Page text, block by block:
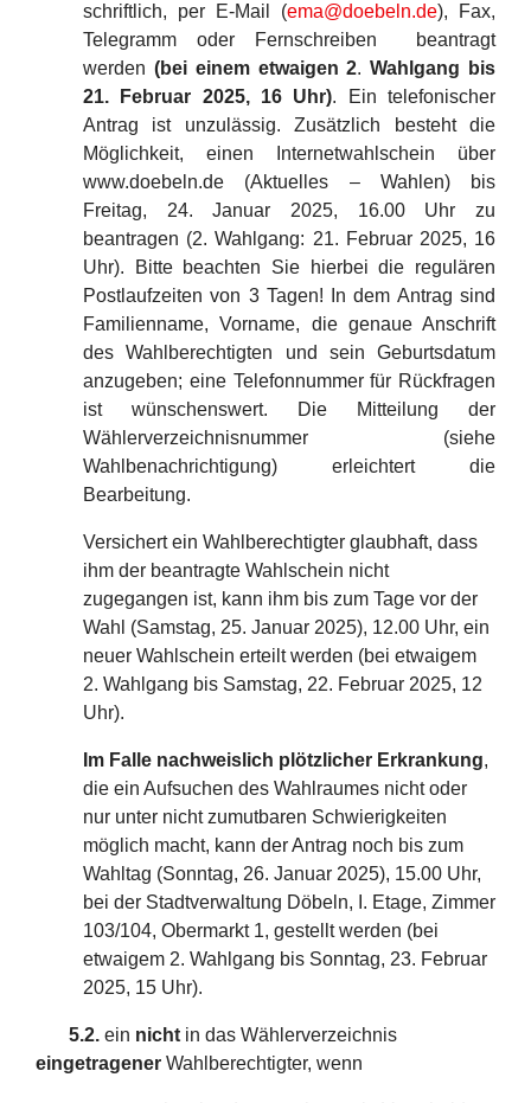
schriftlich, per E-Mail (ema@doebeln.de), Fax,
Telegramm oder Fernschreiben beantragt
werden (bei einem etwaigen 2.Wahlgang bis
21. Februar 2025, 16 Uhr). Ein telefonischer
Antrag ist unzulässig. Zusätzlich besteht die
Möglichkeit, einen Internetwahlschein über
www.doebeln.de (Aktuelles – Wahlen) bis
Freitag, 24. Januar 2025, 16.00 Uhr zu
beantragen (2. Wahlgang: 21. Februar 2025, 16
Uhr). Bitte beachten Sie hierbei die regulären
Postlaufzeiten von 3 Tagen! In dem Antrag sind
Familienname, Vorname, die genaue Anschrift
des Wahlberechtigten und sein Geburtsdatum
anzugeben; eine Telefonnummer für Rückfragen
ist wünschenswert. Die Mitteilung der
Wählerverzeichnisnummer (siehe
Wahlbenachrichtigung) erleichtert die
Bearbeitung.
Versichert ein Wahlberechtigter glaubhaft, dass
ihm der beantragte Wahlschein nicht
zugegangen ist, kann ihm bis zum Tage vor der
Wahl (Samstag, 25. Januar 2025), 12.00 Uhr, ein
neuer Wahlschein erteilt werden (bei etwaigem
2. Wahlgang bis Samstag, 22. Februar 2025, 12
Uhr).
Im Falle nachweislich plötzlicher Erkrankung,
die ein Aufsuchen des Wahlraumes nicht oder
nur unter nicht zumutbaren Schwierigkeiten
möglich macht, kann der Antrag noch bis zum
Wahltag (Sonntag, 26. Januar 2025), 15.00 Uhr,
bei der Stadtverwaltung Döbeln, I. Etage, Zimmer
103/104, Obermarkt 1, gestellt werden (bei
etwaigem 2. Wahlgang bis Sonntag, 23. Februar
2025, 15 Uhr).
5.2. ein nicht in das Wählerverzeichnis
eingetragener Wahlberechtigter, wenn